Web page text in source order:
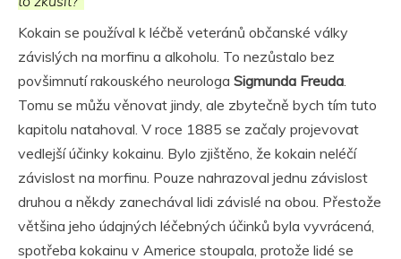
Kokain se používal k léčbě veteránů občanské války
závislých na morfinu a alkoholu. To nezůstalo bez
povšimnutí rakouského neurologa Sigmunda Freuda
Tomu se můžu věnovat jindy, ale zbytečně bych tím tuto
kapitolu natahoval. V roce 1885 se začaly projevovat
vedlejší účinky kokainu. Bylo zjištěno, že kokain neléčí
závislost na morfinu. Pouze nahrazoval jednu závislost
druhou a někdy zanechával lidi závislé na obou. Přestože
většina jeho údajných léčebných účinků byla vyvrácená,
spotřeba kokainu v Americe stoupala, protože lidé se